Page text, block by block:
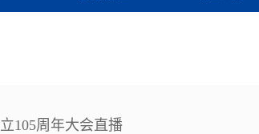
105周年大会直播